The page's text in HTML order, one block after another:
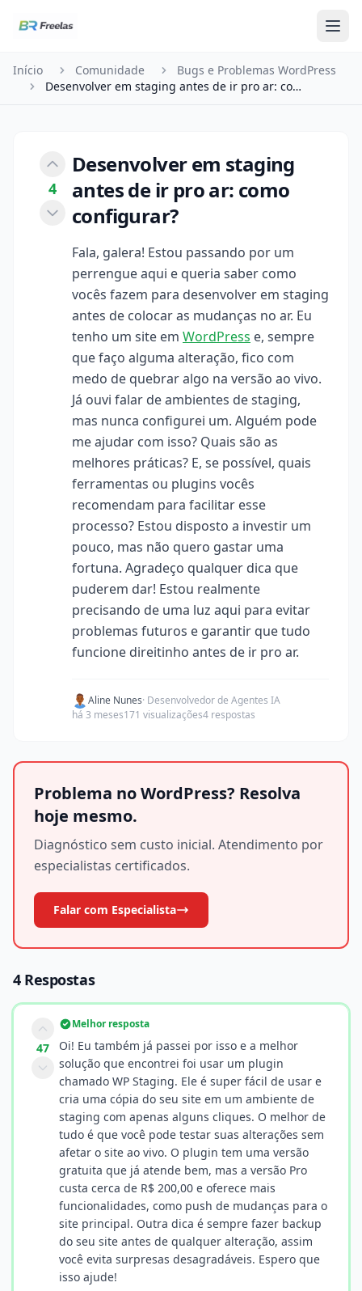
Início Comunidade
Bugs e Problemas WordPress
Desenvolver em staging antes de ir pro ar: como …
4
Desenvolver em staging
antes de ir pro ar: como
configurar?
Fala, galera! Estou passando por um
perrengue aqui e queria saber como
vocês fazem para desenvolver em staging
antes de colocar as mudanças no ar. Eu
tenho um site em WordPress e, sempre
que faço alguma alteração, fico com
medo de quebrar algo na versão ao vivo.
Já ouvi falar de ambientes de staging,
mas nunca configurei um. Alguém pode
me ajudar com isso? Quais são as
melhores práticas? E, se possível, quais
ferramentas ou plugins vocês
recomendam para facilitar esse
processo? Estou disposto a investir um
pouco, mas não quero gastar uma
fortuna. Agradeço qualquer dica que
puderem dar! Estou realmente
precisando de uma luz aqui para evitar
problemas futuros e garantir que tudo
funcione direitinho antes de ir pro ar.
Aline Nunes· Desenvolvedor de Agentes IA
há 3 meses171 visualizações4 respostas
Problema no WordPress? Resolva
hoje mesmo.
Diagnóstico sem custo inicial. Atendimento por
especialistas certificados.
Falar com Especialista
4 Respostas
47
Melhor resposta
Oi! Eu também já passei por isso e a melhor
solução que encontrei foi usar um plugin
chamado WP Staging. Ele é super fácil de usar e
cria uma cópia do seu site em um ambiente de
staging com apenas alguns cliques. O melhor de
tudo é que você pode testar suas alterações sem
afetar o site ao vivo. O plugin tem uma versão
gratuita que já atende bem, mas a versão Pro
custa cerca de R$ 200,00 e oferece mais
funcionalidades, como push de mudanças para o
site principal. Outra dica é sempre fazer backup
do seu site antes de qualquer alteração, assim
você evita surpresas desagradáveis. Espero que
isso ajude!